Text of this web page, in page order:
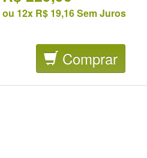
ou 12x R$ 19,16 Sem Juros
Comprar